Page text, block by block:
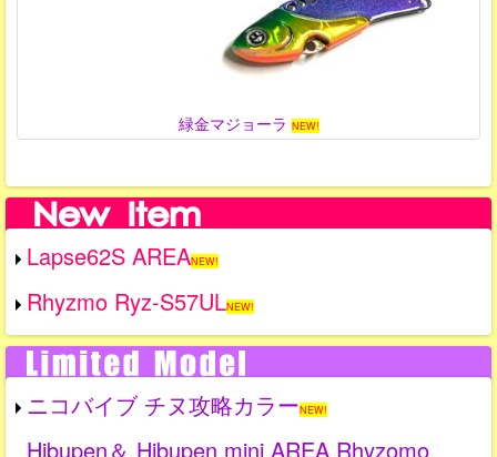
緑金マジョーラ NEW!
Lapse62S AREANEW!
Rhyzmo Ryz-S57ULNEW!
ニコバイブ チヌ攻略カラーNEW!
Hibupen＆ Hibupen mini AREA Rhyzomo